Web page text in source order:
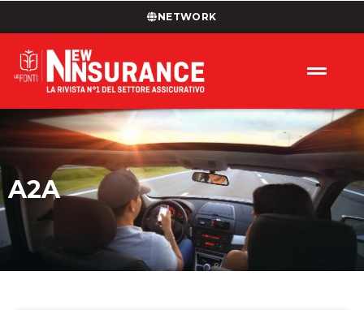
NETWORK
A2A